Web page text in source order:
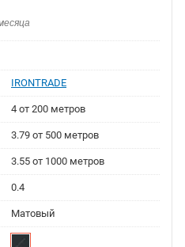
IRONTRADE
4 от 200 метров
3.79 от 500 метров
3.55 от 1000 метров
0.4
Матовый